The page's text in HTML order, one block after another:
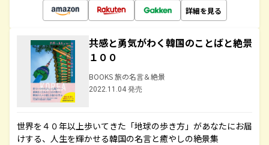
詳細を見る
共感と勇気がわく韓国のことばと絶景
１００
BOOKS 旅の名言＆絶景
2022.11.04 発売
世界を４０年以上歩いてきた「地球の歩き方」があなたにお届
けする、人生を輝かせる韓国の名言と癒やしの絶景集